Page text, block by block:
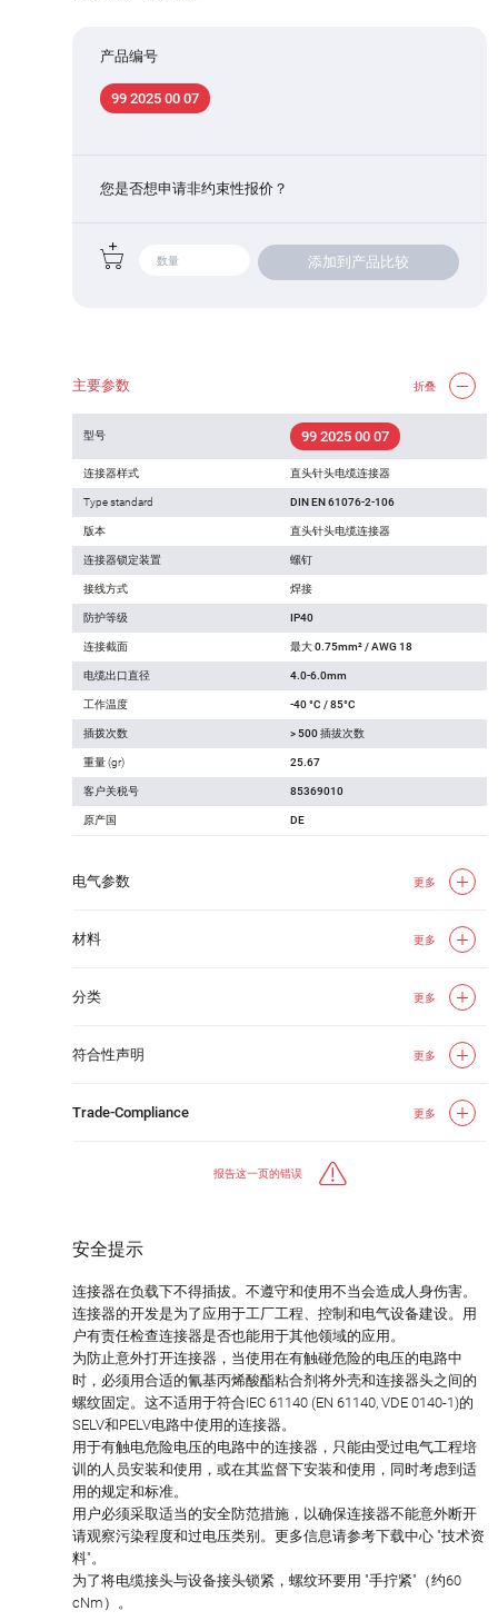
产品编号
99 2025 00 07
您是否想申请非约束性报价？
添加到产品比较
主要参数 折叠
型号 99 2025 00 07
连接器样式 直头针头电缆连接器
Type standard DIN EN 61076-2-106
版本 直头针头电缆连接器
连接器锁定装置 螺钉
接线方式 焊接
防护等级 IP40
连接截面 最大 0.75mm² / AWG 18
电缆出口直径 4.0-6.0mm
工作温度 -40 °C / 85°C
插拨次数 > 500 插拔次数
重量 (gr) 25.67
客户关税号 85369010
原产国 DE
电气参数 更多
材料 更多
分类 更多
符合性声明 更多
Trade-Compliance 更多
报告这一页的错误
安全提示
连接器在负载下不得插拔。不遵守和使用不当会造成人身伤害。
连接器的开发是为了应用于工厂工程、控制和电气设备建设。用
户有责任检查连接器是否也能用于其他领域的应用。
为防止意外打开连接器，当使用在有触碰危险的电压的电路中
时，必须用合适的氰基丙烯酸酯粘合剂将外壳和连接器头之间的
螺纹固定。这不适用于符合IEC 61140 (EN 61140, VDE 0140-1)的
SELV和PELV电路中使用的连接器。
用于有触电危险电压的电路中的连接器，只能由受过电气工程培
训的人员安装和使用，或在其监督下安装和使用，同时考虑到适
用的规定和标准。
用户必须采取适当的安全防范措施，以确保连接器不能意外断开
请观察污染程度和过电压类别。更多信息请参考下载中心 "技术资
料"。
为了将电缆接头与设备接头锁紧，螺纹环要用 "手拧紧"（约60
cNm）。